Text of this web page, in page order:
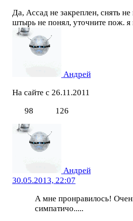
Да, Ассад не закреплен, снять
штырь не понял, уточните пож. я
Андрей
На сайте с 26.11.2011
98
126
Андрей
30.05.2013, 22:07
А мне пронравилось!
симпатичо.....